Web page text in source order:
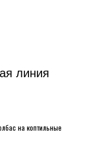
линия
на коптильные